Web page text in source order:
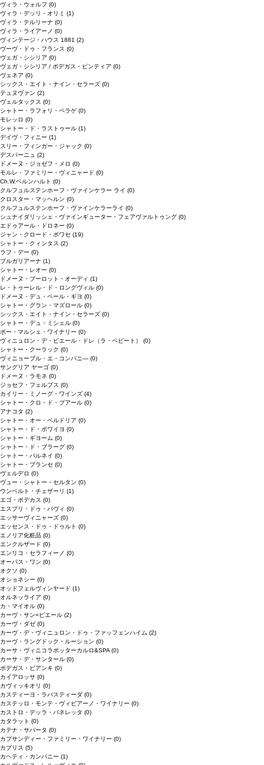
ヴィラ・ウォルフ (0)
ヴィラ・デッリ・オリミ (1)
ヴィラ・テルリーナ (0)
ヴィラ・ライアーノ (0)
ヴィンテージ・ハウス 1881 (2)
ヴーヴ・ドゥ・フランス (0)
ヴェガ・シシリア (0)
ヴェガ・シシリア / ボデガス・ピンティア (0)
ヴェネア (0)
シックス・エイト・ナイン・セラーズ (0)
テュヌヴァン (2)
ヴェルタックス (0)
シャトー・ラフォリ・ペラゲ (0)
モレッロ (0)
シャトー・ド・ラストゥール (1)
デイヴ・フィニー (1)
スリー・フィンガー・ジャック (0)
デスパーニュ (2)
ドメーヌ・ジョゼフ・メロ (0)
モルレ・ファミリー・ヴィニャード (0)
Ch.W.ベルンハルト (0)
クルフュルステンホーフ・ヴァインケラー ライ (0)
クロスター・マッヘルン (0)
クルフュルステンホーフ・ヴァインケラーライ (0)
シュナイダリッシェ・ヴァインギューター・フェアヴァルトゥング (0)
エドゥアール・ドロネー (0)
ジャン・クロード・ボワセ (19)
シャトー・クィンタス (2)
ラフ・デー (0)
ブルガリアーナ (1)
シャトー・レオー (0)
ドメーヌ・ブーロット・オーディ (1)
レ・トゥーレル・ド・ロングヴィル (0)
ドメーヌ・デュ・ペール・ギヨ (0)
シャトー・グラン・マズロール (0)
シックス・エイト・ナイン・セラーズ (0)
シャトー・デュ・ミシェル (0)
ボー・マルシェ・ワイナリー (0)
ヴィニュロン・デ・ピエール・ドレ（ラ・ペピート） (0)
シャトー・クーラック (0)
ヴィニョーブル・エ・コンパニ― (0)
サングリア ヤーゴ (0)
ドメーヌ・ラモネ (0)
ジョセフ・フェルプス (0)
カイリー・ミノーグ・ワインズ (4)
シャトー・クロ・ド・ブアール (0)
アナコタ (2)
シャトー・オー・ペルドリア (0)
シャトー・ド・ボワイヨ (0)
シャトー・ギヨーム (0)
シャトー・ド・ブラーグ (0)
シャトー・パルネイ (0)
シャトー・プランセ (0)
ヴェルデロ (0)
ヴュー・シャトー・セルタン (0)
ウンベルト・チェザーリ (1)
エゴ・ボデカス (0)
エスプリ・ドゥ・パヴィ (0)
エッサーヴィニャーズ (0)
エッセンス・ドゥ・ドゥルト (0)
エノリア化粧品 (0)
エンクルザード (0)
エンリコ・セラフィーノ (0)
オーパス・ワン (0)
オクソ (0)
オショネシー (0)
オッドフェルヴィンヤード (1)
オルネッライア (0)
カ・マイオル (0)
カーヴ・サン=ピエール (2)
カーヴ・ダゼ (0)
カーヴ・デ・ヴィニュロン・ドゥ・ファッフェンハイム (2)
カーヴ・ラングドック・ルーション (0)
カーサ・ヴィニコラボッターカルロ&SPA (0)
カーサ・デ・サンタール (0)
ボデガス・ビアンキ (0)
カイアロッサ (0)
カヴィッキオリ (0)
カスティーヨ・ラバスティーダ (0)
カステッロ・モンテ・ヴィビアーノ・ワイナリー (0)
カストロ・デッラ・パネレッタ (0)
カタラット (0)
カテナ・サパータ (0)
カプサンディー・ファミリー・ワイナリー (0)
カブリス (5)
カヘティ・カンパニー (1)